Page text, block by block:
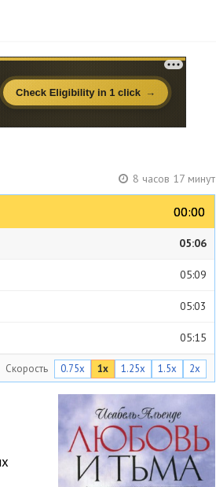
8 часов 17 минут
00:00
00:00
05:06
05:09
05:03
05:15
05:12
05:12
05:02
Скорость 0.75x 1x 1.25x 1.5x 2x